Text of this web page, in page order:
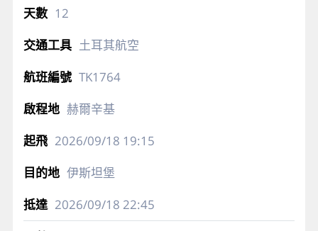
12
土耳其航空
TK1764
赫爾辛基
2026/09/18 19:15
伊斯坦堡
2026/09/18 22:45